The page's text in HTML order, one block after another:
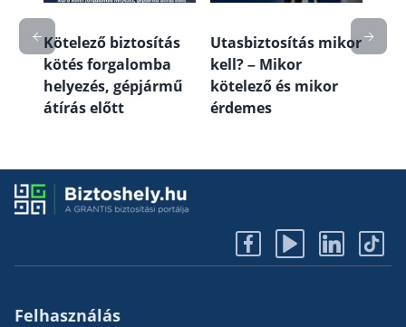
és
Kötelező biztosítás
kötés forgalomba
helyezés, gépjármű
átírás előtt
Utasbiztosítás mikor
kell? – Mikor
kötelező és mikor
érdemes
Felhasználás